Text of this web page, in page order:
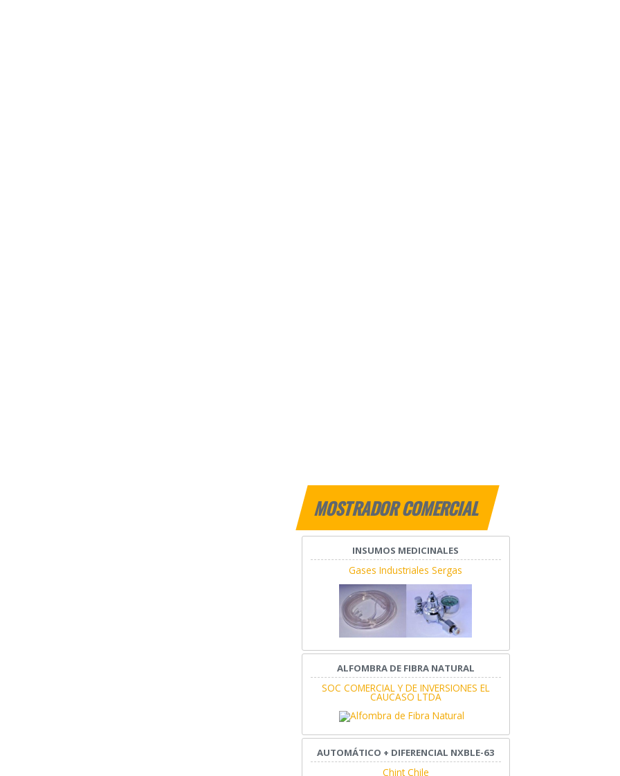
MOSTRADOR COMERCIAL
INSUMOS MEDICINALES
Gases Industriales Sergas
ALFOMBRA DE FIBRA NATURAL
SOC COMERCIAL Y DE INVERSIONES EL
CAUCASO LTDA
AUTOMÁTICO + DIFERENCIAL NXBLE-63
Chint Chile